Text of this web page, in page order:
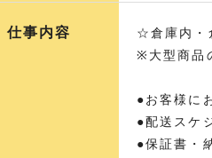
仕事内容
☆倉庫内・
※大型商品
●お客様に
●配送スケ
●保証書・